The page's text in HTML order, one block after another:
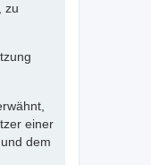
zu
einer
dem